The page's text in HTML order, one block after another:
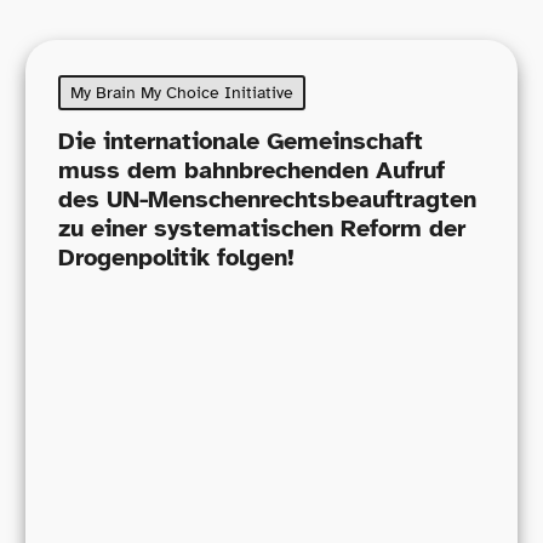
My Brain My Choice Initiative
Die internationale Gemeinschaft
muss dem bahnbrechenden Aufruf
des UN-​Menschenrechtsbeauftragten
zu einer systematischen Reform der
Drogenpolitik folgen!